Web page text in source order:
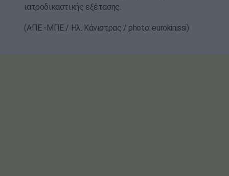
ιατροδικαστικής εξέτασης.
(ΑΠΕ -ΜΠΕ / Ηλ. Κάνιστρας / photo: eurokinissi)